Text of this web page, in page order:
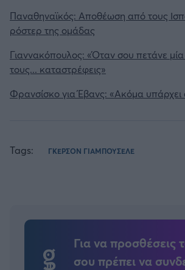
Παναθηναϊκός: Αποθέωση από τους
ρόστερ της ομάδας
Γιαννακόπουλος: «Όταν σου πετάνε
τους... καταστρέφεις»
Φρανσίσκο για Έβανς: «Ακόμα
Tags: ΓΚΕΡΣΟΝ ΓΙΑΜΠΟΥΣΕΛΕ
Για να προσθέσεις
σου πρέπει να